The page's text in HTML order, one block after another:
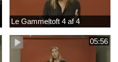
Le Gammeltoft 4 af 4
05:56